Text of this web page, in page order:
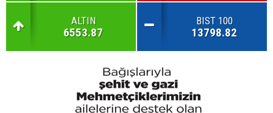
ALTIN
6553.87
BIST 100
13798.82